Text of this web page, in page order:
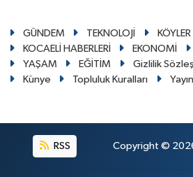
GÜNDEM TEKNOLOJİ KÖYLER
KOCAELİ HABERLERİ
EKONOMİ
YAŞAM
EĞİTİM Gizlilik
Künye
Topluluk Kuralları
RSS Copyright © 2026.